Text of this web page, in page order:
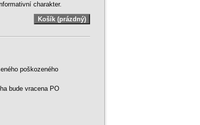
charakter.
poškozeného
bude vracena PO